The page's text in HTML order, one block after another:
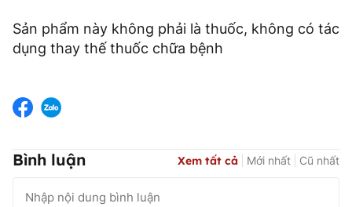
Sản phẩm này không phải là thuốc, không có tác
dụng thay thế thuốc chữa bệnh
Bình luận Xem tất cả Mới nhất Cũ nhất